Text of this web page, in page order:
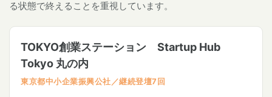
る状態で終えることを重視しています。
TOKYO創業ステーション Startup Hub
Tokyo 丸の内
東京都中小企業振興公社／継続登壇7回